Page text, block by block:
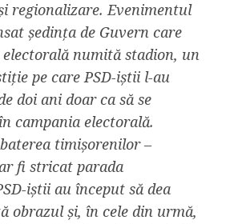
regionalizare. Evenimentul
ședința de Guvern care
numită stadion, un
pe care PSD-iștii l-au
doi ani doar ca să se
campania electorală.
timișorenilor –
fi stricat parada
iștii au început să dea
obrazul și, în cele din urmă,